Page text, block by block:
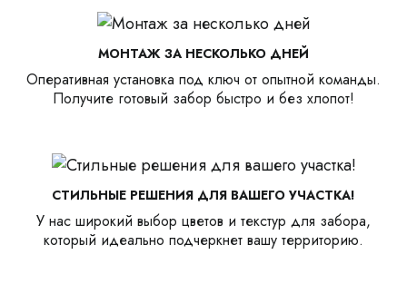
МОНТАЖ ЗА НЕСКОЛЬКО ДНЕЙ
Оперативная установка под ключ от опытной команды.
Получите готовый забор быстро и без хлопот!
СТИЛЬНЫЕ РЕШЕНИЯ ДЛЯ ВАШЕГО УЧАСТКА!
У нас широкий выбор цветов и текстур для забора,
который идеально подчеркнет вашу территорию.